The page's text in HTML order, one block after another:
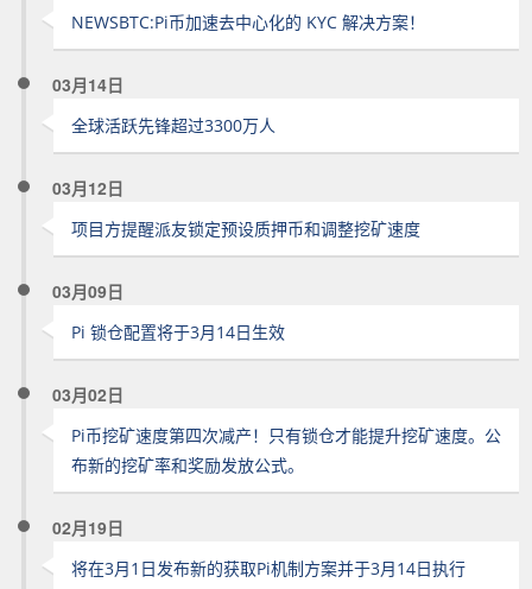
NEWSBTC:Pi币加速去中心化的 KYC 解决方案！
03月14日
全球活跃先锋超过3300万人
03月12日
项目方提醒派友锁定预设质押币和调整挖矿速度
03月09日
Pi 锁仓配置将于3月14日生效
03月02日
Pi币挖矿速度第四次减产！只有锁仓才能提升挖矿速度。公
布新的挖矿率和奖励发放公式。
02月19日
将在3月1日发布新的获取Pi机制方案并于3月14日执行